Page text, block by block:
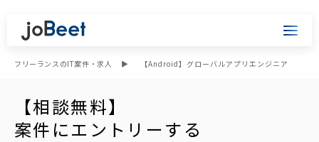
フリーランスのIT案件・求人 【Android】グローバルアプリエンジニア
【相談無料】
案件にエントリーする